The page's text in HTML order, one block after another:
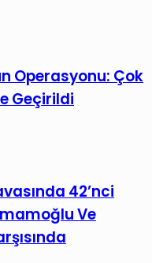
Operasyonu: Çok
Geçirildi
42’nci
Ve